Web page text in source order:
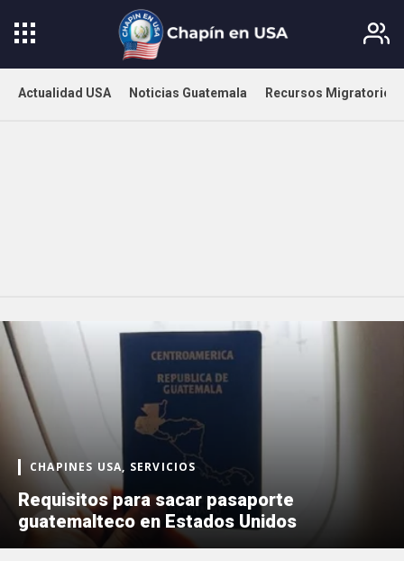
Actualidad USA Noticias Guatemala Recursos Migratorios
CHAPINES USA, SERVICIOS
Requisitos para sacar pasaporte
guatemalteco en Estados Unidos